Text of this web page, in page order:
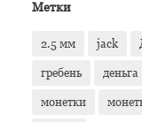
Метки
2.5 мм jack
гребень деньга
монетки